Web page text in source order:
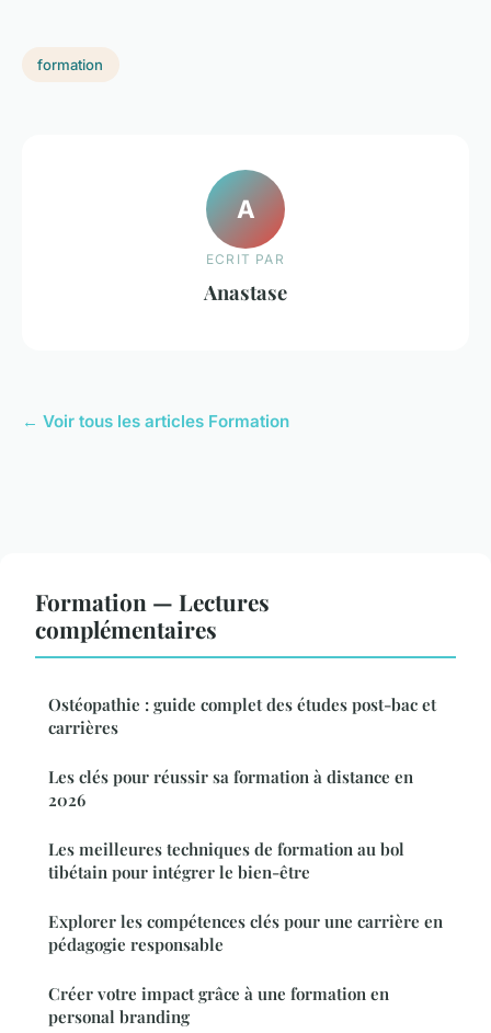
formation
A
ECRIT PAR
Anastase
← Voir tous les articles Formation
Formation — Lectures
complémentaires
Ostéopathie : guide complet des études post-bac et
carrières
Les clés pour réussir sa formation à distance en
2026
Les meilleures techniques de formation au bol
tibétain pour intégrer le bien-être
Explorer les compétences clés pour une carrière en
pédagogie responsable
Créer votre impact grâce à une formation en
personal branding